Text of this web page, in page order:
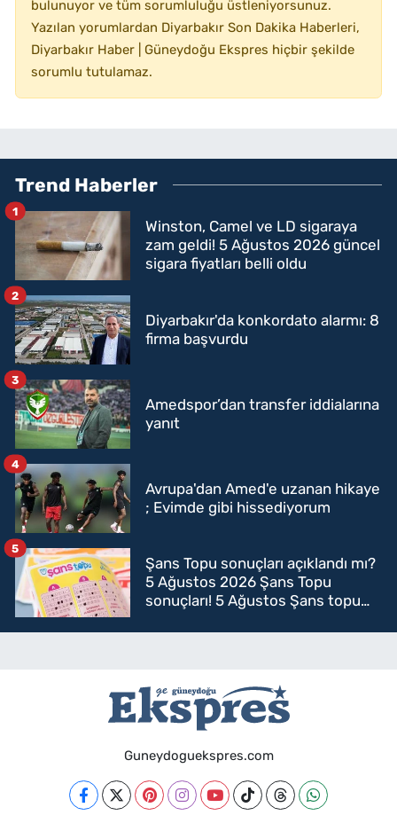
bulunuyor ve tüm sorumluluğu üstleniyorsunuz.
Yazılan yorumlardan Diyarbakır Son Dakika Haberleri,
Diyarbakır Haber | Güneydoğu Ekspres hiçbir şekilde
sorumlu tutulamaz.
Trend Haberler
Winston, Camel ve LD sigaraya
zam geldi! 5 Ağustos 2026 güncel
sigara fiyatları belli oldu
1
Diyarbakır'da konkordato alarmı: 8
firma başvurdu
2
Amedspor’dan transfer iddialarına
yanıt
3
Avrupa'dan Amed'e uzanan hikaye
; Evimde gibi hissediyorum
4
Şans Topu sonuçları açıklandı mı?
5 Ağustos 2026 Şans Topu
sonuçları! 5 Ağustos Şans topu
5
Guneydoguekspres.com